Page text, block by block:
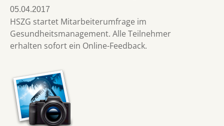
05.04.2017
HSZG startet Mitarbeiterumfrage im
Gesundheitsmanagement. Alle Teilnehmer
erhalten sofort ein Online-Feedback.